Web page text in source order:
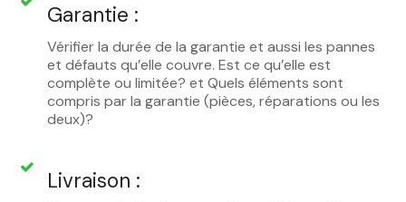
Garantie :
Vérifier la durée de la garantie et aussi les pannes
et défauts qu’elle couvre. Est ce qu’elle est
complète ou limitée? et Quels éléments sont
compris par la garantie (pièces, réparations ou les
deux)?
Livraison :